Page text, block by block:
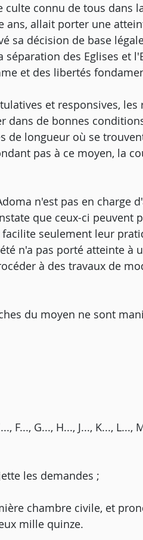
connu de tous dans
allait porter une
sa décision de base
des Eglises et
et des libertés
et responsives,
dans de bonnes
de longueur où se
pas à ce moyen, la
n'est pas en charge
que ceux-ci peuvent
seulement leur
n'a pas porté atteinte à
à des travaux de
du moyen ne sont
F..., G..., H..., J..., K..., L...,
les demandes ;
chambre civile, et
mille quinze.